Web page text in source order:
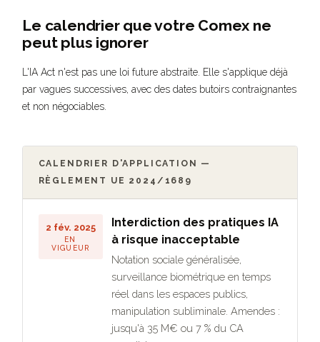
Le calendrier que votre Comex ne
peut plus ignorer
L'IA Act n'est pas une loi future abstraite. Elle s'applique déjà
par vagues successives, avec des dates butoirs contraignantes
et non négociables.
CALENDRIER D'APPLICATION —
RÈGLEMENT UE 2024/1689
2 fév. 2025
EN
VIGUEUR
Interdiction des pratiques IA
à risque inacceptable
Notation sociale généralisée,
surveillance biométrique en temps
réel dans les espaces publics,
manipulation subliminale. Amendes :
jusqu'à 35 M€ ou 7 % du CA